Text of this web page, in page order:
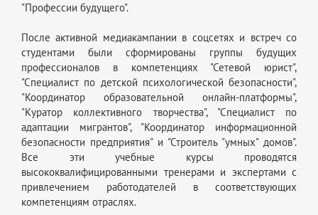
"Профессии будущего".
После активной медиакампании в соцсетях и встреч со
студентами были сформированы группы будущих
профессионалов в компетенциях "Сетевой юрист",
"Специалист по детской психологической безопасности",
"Координатор образовательной онлайн-платформы",
"Куратор коллективного творчества", "Специалист по
адаптации мигрантов", "Координатор информационной
безопасности предприятия" и "Строитель "умных" домов".
Все эти учебные курсы проводятся
высококвалифицированными тренерами и экспертами с
привлечением работодателей в соответствующих
компетенциям отраслях.